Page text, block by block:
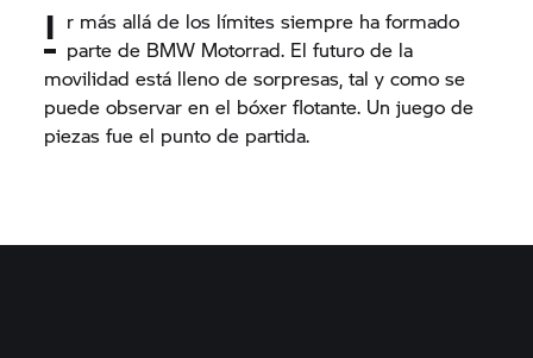
I r más allá de los límites siempre ha formado
parte de BMW Motorrad. El futuro de la
movilidad está lleno de sorpresas, tal y como se
puede observar en el bóxer flotante. Un juego de
piezas fue el punto de partida.